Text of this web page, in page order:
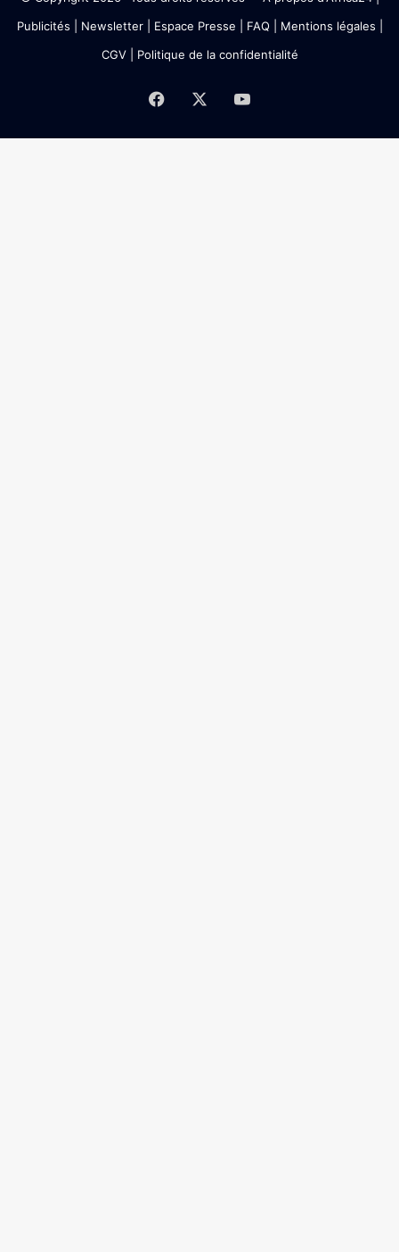
Publicités
Newsletter| Espace Presse | FAQ | Mentions légales
CGV| Politique de la confidentialité